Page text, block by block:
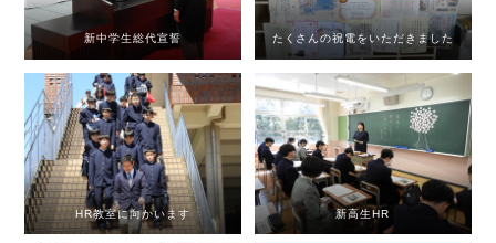
新中学生総代宣誓 たくさんの祝電をいただきました
HR教室に向かいます 新高生HR